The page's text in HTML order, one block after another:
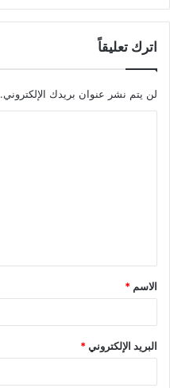
اترك تعليقاً
لن يتم نشر عنوان بريدك الإلكتروني.
ق
*
الاسم *
البريد الإلكتروني*